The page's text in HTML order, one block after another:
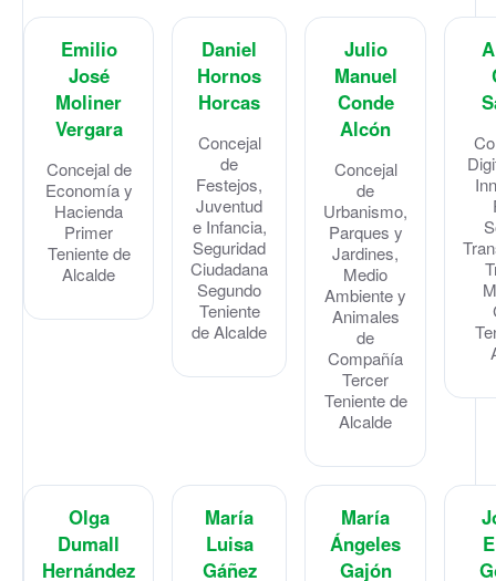
Emilio
José
Moliner
Vergara
Concejal de
Economía y
Hacienda
Primer
Teniente de
Alcalde
Daniel
Hornos
Horcas
Concejal
de
Festejos,
Juventud
e Infancia,
Seguridad
Ciudadana
Segundo
Teniente
de Alcalde
Julio
Manuel
Conde
Alcón
Concejal
de
Urbanismo,
Parques y
Jardines,
Medio
Ambiente y
Animales
de
Compañía
Tercer
Teniente de
Alcalde
Olga
Dumall
Hernández
María
Luisa
Gáñez
María
Ángeles
Gajón